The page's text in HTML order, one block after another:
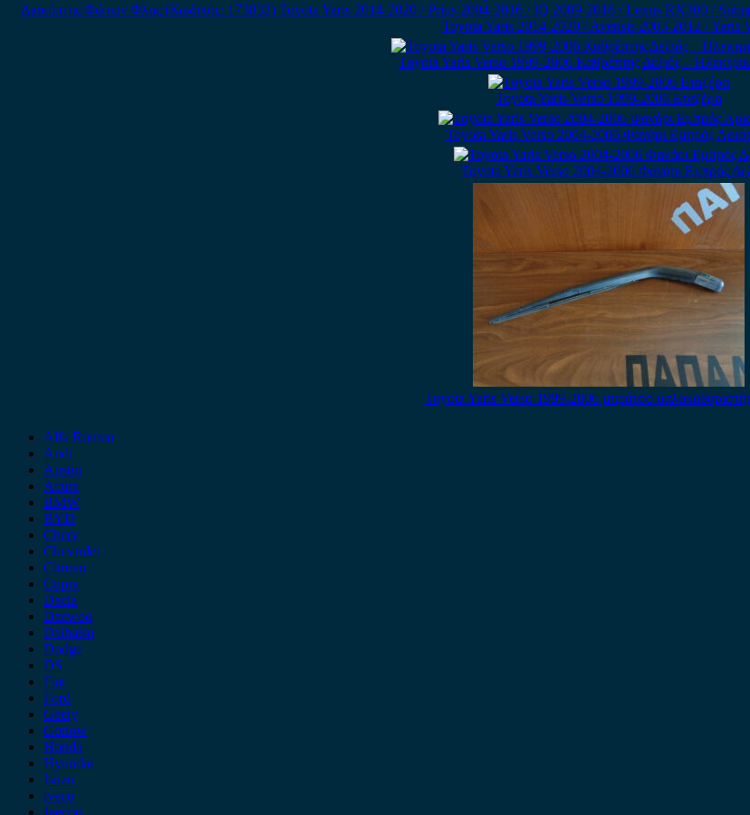
Διακόπτης Φώτων Φλας (Κωδικός: 173832) Toyota Yaris 2014-2020 / Prius 2004-2016 / IQ 2009-2016 / Lexus RX300 /
Toyota Yaris 2014-2020 / Avensis 2003-2012 / Yaris
Toyota Yaris Verso 1999-2006 Καθρέπτης Δεξιός –
Toyota Yaris Verso 1999-2006 Εταζέρα
Toyota Yaris Verso 2004-2006 Φανάρι Εμπρός
Toyota Yaris Verso 2004-2006 Φανάρι Εμπρός
Toyota Yaris Verso 1999-2006 μπράτσο
Alfa Romeo
Audi
Austin
Acura
BMW
BYD
Chery
Chevrolet
Citroen
Cupra
Dacia
Daewoo
Daihatsu
Dodge
DS
Fiat
Ford
Geely
Gonow
Honda
Hyundai
Isuzu
iveco
Jaecoo